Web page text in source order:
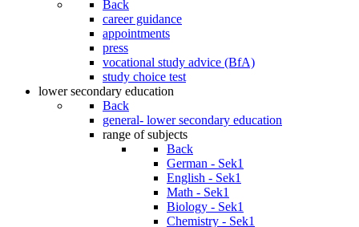
Back
career guidance
appointments
press
vocational study advice (BfA)
study choice test
lower secondary education
Back
general- lower secondary education
range of subjects
Back
German - Sek1
English - Sek1
Math - Sek1
Biology - Sek1
Chemistry - Sek1